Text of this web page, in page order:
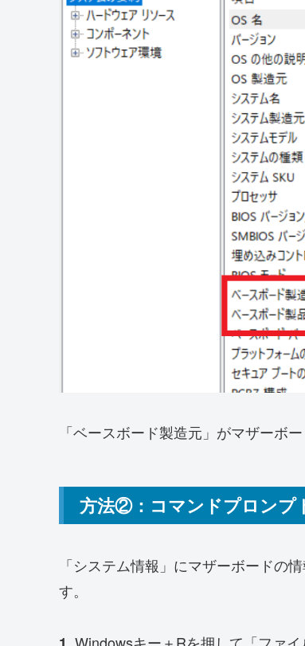
「ベースボード製造元」がマザーボ
方法②：コマンドプロンプ
「システム情報」にマザーボードの
す。
Windowsキー＋Rを押して「ファ